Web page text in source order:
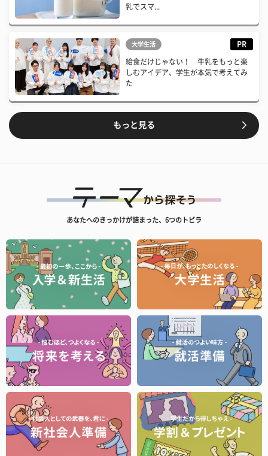
乳でスマ...
大学生活 PR
給食だけじゃない！ 牛乳をもっと楽
しむアイデア、学生が本気で考えてみ
た
もっと見る
あなたへのきっかけが詰まった、6つのトビラ